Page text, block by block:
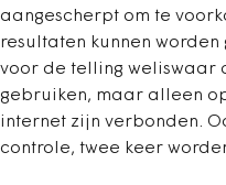
aangescherpt om te
resultaten kunnen worden
voor de telling weliswaar
gebruiken, maar alleen
internet zijn verbonden.
controle, twee keer